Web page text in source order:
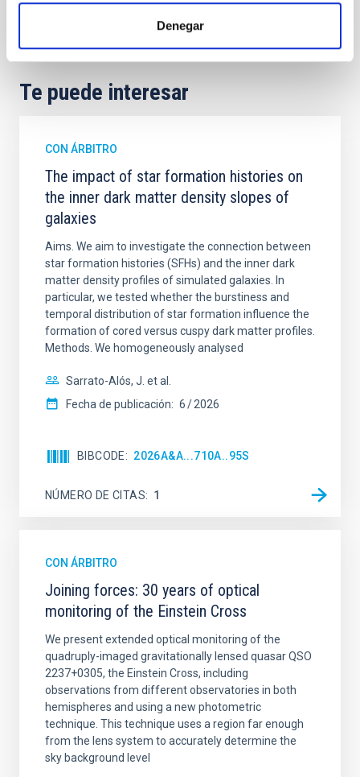
Denegar
Te puede interesar
CON ÁRBITRO
The impact of star formation histories on
the inner dark matter density slopes of
galaxies
Aims. We aim to investigate the connection between
star formation histories (SFHs) and the inner dark
matter density profiles of simulated galaxies. In
particular, we tested whether the burstiness and
temporal distribution of star formation influence the
formation of cored versus cuspy dark matter profiles.
Methods. We homogeneously analysed
Sarrato-Alós, J. et al.
Fecha de publicación: 6 2026
BIBCODE 2026A&A...710A..95S
NÚMERO DE CITAS 1
CON ÁRBITRO
Joining forces: 30 years of optical
monitoring of the Einstein Cross
We present extended optical monitoring of the
quadruply-imaged gravitationally lensed quasar QSO
2237+0305, the Einstein Cross, including
observations from different observatories in both
hemispheres and using a new photometric
technique. This technique uses a region far enough
from the lens system to accurately determine the
sky background level